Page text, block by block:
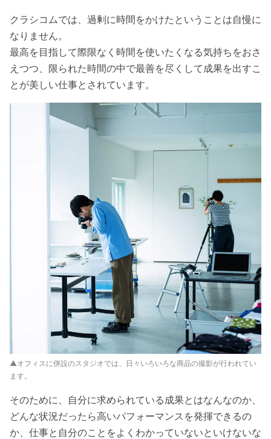
クラシコムでは、過剰に時間をかけたということは自慢に
なりません。
最高を目指して際限なく時間を使いたくなる気持ちをおさ
えつつ、限られた時間の中で最善を尽くして成果を出すこ
とが美しい仕事とされています。
▲オフィスに併設のスタジオでは、日々いろいろな商品の撮影が行われてい
ます。
そのために、自分に求められている成果とはなんなのか、
どんな状況だったら高いパフォーマンスを発揮できるの
か、仕事と自分のことをよくわかっていないといけないな